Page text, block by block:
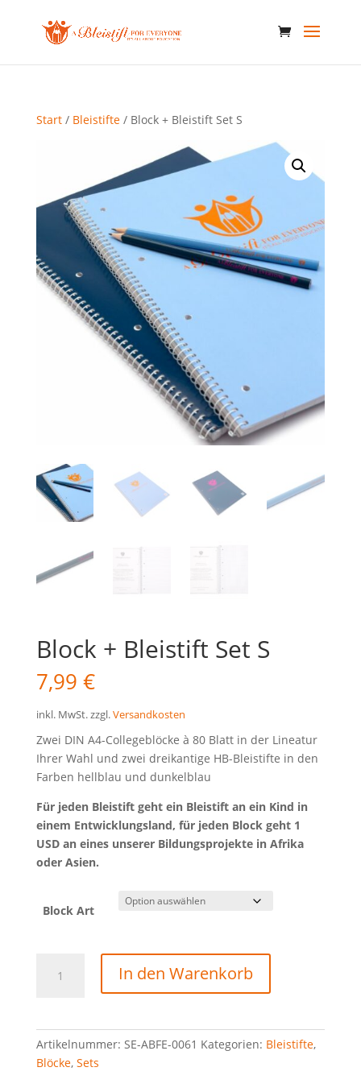
Start/ Bleistifte/ Block + Bleistift Set S
Block + Bleistift Set S
7,99 €
inkl. MwSt.zzgl.Versandkosten
Zwei DIN A4-Collegeblöcke à 80 Blatt in der Lineatur
Ihrer Wahl und zwei dreikantige HB-Bleistifte in den
Farben hellblau und dunkelblau
Für jeden Bleistift geht ein Bleistift an ein Kind in
einem Entwicklungsland, für jeden Block geht 1
USD an eines unserer Bildungsprojekte in Afrika
oder Asien.
Block Art
In den Warenkorb
Artikelnummer: SE-ABFE-0061 Kategorien: Bleistifte,
Blöcke, Sets